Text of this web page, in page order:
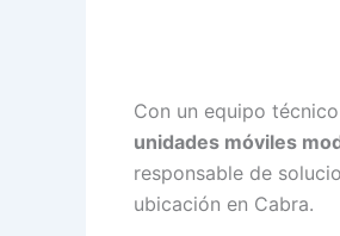
Con un equipo
unidades móviles
responsable de
ubicación en Cabra.